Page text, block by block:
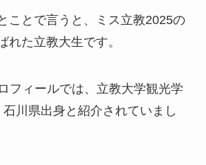
ことで言うと、ミス立教2025の
れた立教大生です。
フィールでは、立教大学観光学
川県出身と紹介されていまし